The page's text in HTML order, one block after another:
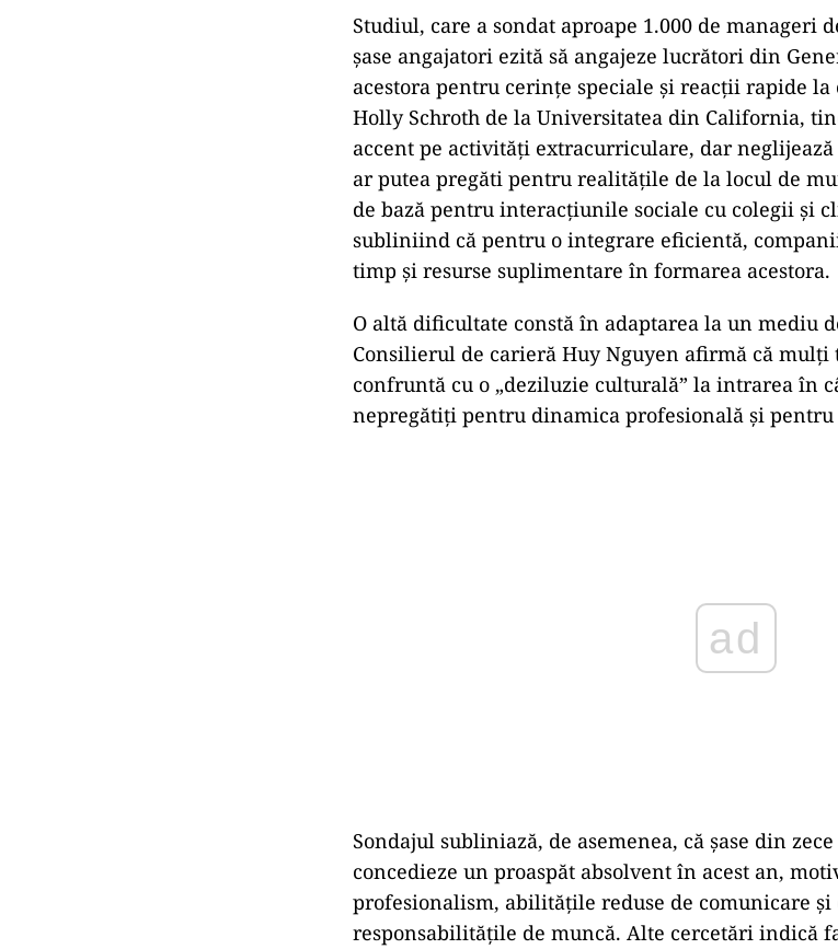
Studiul, care a sondat aproape 1.000 de manageri
șase angajatori ezită să angajeze lucrători din
acestora pentru cerințe speciale și reacții rapide
Holly Schroth de la Universitatea din California,
accent pe activități extracurriculare, dar
ar putea pregăti pentru realitățile de la locul de
de bază pentru interacțiunile sociale cu colegii și
subliniind că pentru o integrare eficientă,
timp și resurse suplimentare în formarea acestora.
O altă dificultate constă în adaptarea la un mediu
Consilierul de carieră Huy Nguyen afirmă că
confruntă cu o „deziluzie culturală” la intrarea în
nepregătiți pentru dinamica profesională și
Sondajul subliniază, de asemenea, că șase din
concedieze un proaspăt absolvent în acest an,
profesionalism, abilitățile reduse de comunicare
responsabilitățile de muncă. Alte cercetări indică